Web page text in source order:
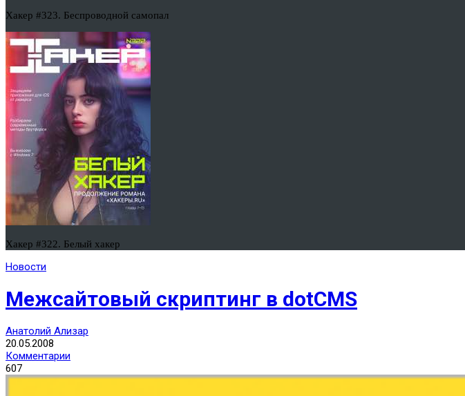
Хакер #323. Беспроводной самопал
Хакер #322. Белый хакер
Новости
Межсайтовый скриптинг в dotCMS
Анатолий Ализар
20.05.2008
Комментарии
607